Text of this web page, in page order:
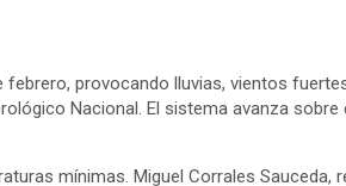
provocando lluvias, vientos
Nacional. El sistema avanza
mínimas. Miguel Corrales Sauceda,